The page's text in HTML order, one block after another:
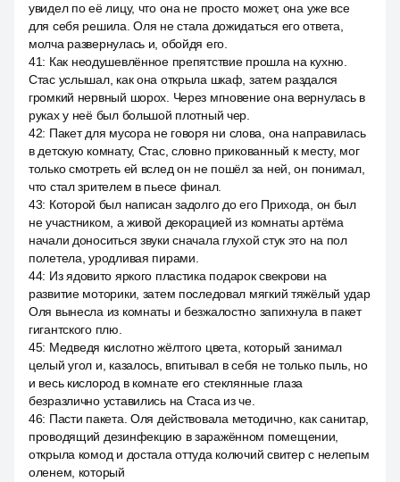
увидел по её лицу, что она не просто может, она уже все
для себя решила. Оля не стала дожидаться его ответа,
молча развернулась и, обойдя его.
41: Как неодушевлённое препятствие прошла на кухню.
Стас услышал, как она открыла шкаф, затем раздался
громкий нервный шорох. Через мгновение она вернулась в
руках у неё был большой плотный чер.
42: Пакет для мусора не говоря ни слова, она направилась
в детскую комнату, Стас, словно прикованный к месту, мог
только смотреть ей вслед он не пошёл за ней, он понимал,
что стал зрителем в пьесе финал.
43: Которой был написан задолго до его Прихода, он был
не участником, а живой декорацией из комнаты артёма
начали доноситься звуки сначала глухой стук это на пол
полетела, уродливая пирами.
44: Из ядовито яркого пластика подарок свекрови на
развитие моторики, затем последовал мягкий тяжёлый удар
Оля вынесла из комнаты и безжалостно запихнула в пакет
гигантского плю.
45: Медведя кислотно жёлтого цвета, который занимал
целый угол и, казалось, впитывал в себя не только пыль, но
и весь кислород в комнате его стеклянные глаза
безразлично уставились на Стаса из че.
46: Пасти пакета. Оля действовала методично, как санитар,
проводящий дезинфекцию в заражённом помещении,
открыла комод и достала оттуда колючий свитер с нелепым
оленем, который